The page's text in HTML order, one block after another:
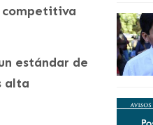
competitiva
estándar de
alta